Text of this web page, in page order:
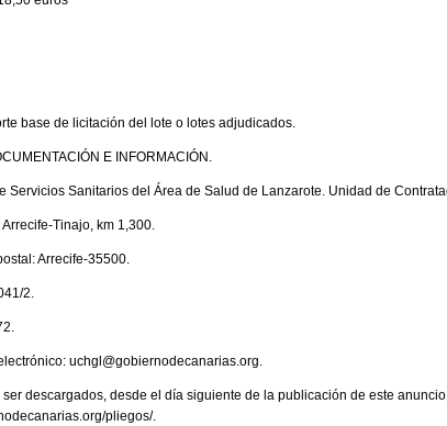
base de licitación del lote o lotes adjudicados.
E INFORMACIÓN.
Servicios Sanitarios del Área de Salud de Lanzarote. Unidad de
Tinajo, km 1,300.
Arrecife-35500.
2.
uchgl@gobiernodecanarias.org.
descargados, desde el día siguiente de la publicación de este
pliegos/.